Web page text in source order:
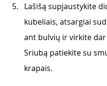
Lašišą supjaustykite
kubeliais, atsargiai
ant bulvių ir virkite dar
Sriubą patiekite su
krapais.